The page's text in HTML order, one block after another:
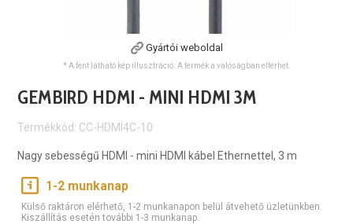
Gyártói weboldal
* A fent látható kép illusztráció. A termék a valóságban eltérhet.
GEMBIRD HDMI - MINI HDMI 3M
Termékkód: CC-HDMI4C-10
Nagy sebességű HDMI - mini HDMI kábel Ethernettel, 3 m
1-2 munkanap
Külső raktáron elérhető, 1-2 munkanapon belül átvehető üzletünkben.
Kiszállítás esetén további 1-3 munkanap.